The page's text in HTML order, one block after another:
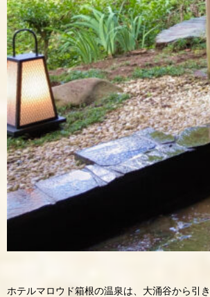
ホテルマロウド箱根の温泉は、大涌谷から引